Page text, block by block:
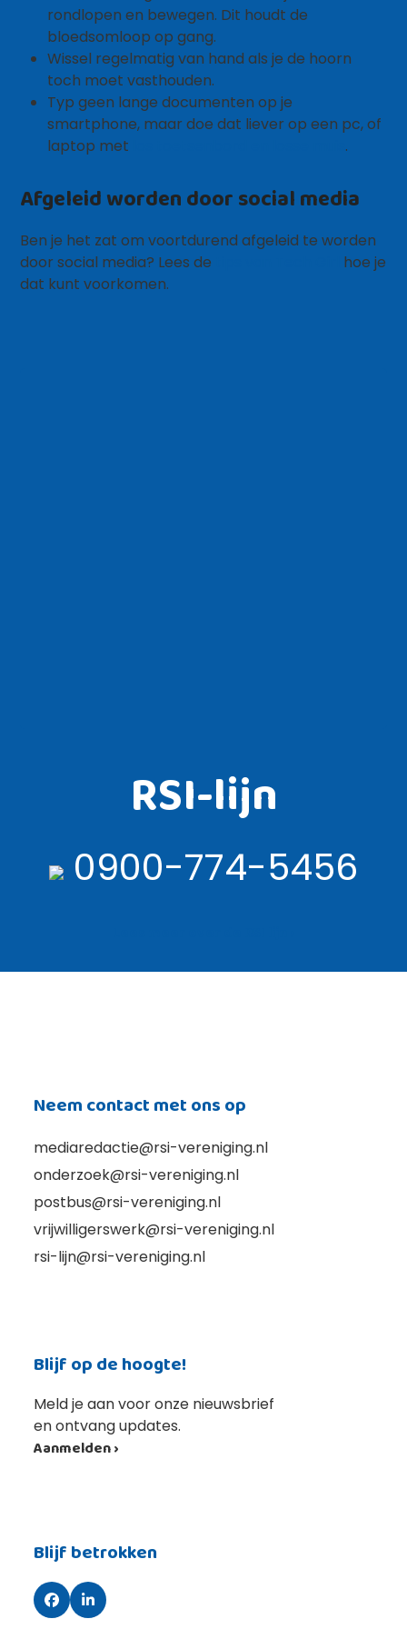
rondlopen en bewegen. Dit houdt de
bloedsomloop op gang.
Wissel regelmatig van hand als je de hoorn
toch moet vasthouden.
Typ geen lange documenten op je
smartphone, maar doe dat liever op een pc, of
laptop met
.
Afgeleid worden door social media
Ben je het zat om voortdurend afgeleid te worden
door social media? Lees de
hoe je
dat kunt voorkomen.
RSI-lijn
0900-774-5456
Neem contact met ons op
mediaredactie@rsi-vereniging.nl
onderzoek@rsi-vereniging.nl
postbus@rsi-vereniging.nl
vrijwilligerswerk@rsi-vereniging.nl
rsi-lijn@rsi-vereniging.nl
Blijf op de hoogte!
Meld je aan voor onze nieuwsbrief
en ontvang updates.
Aanmelden ›
Blijf betrokken
FacebookLinkedIn